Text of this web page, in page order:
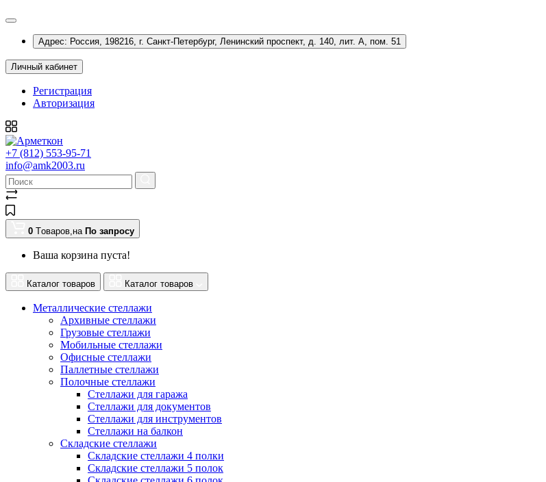
Адрес: Россия, 198216, г. Санкт-Петербург, Ленинский проспект, д. 140, лит. А, пом. 51
Личный кабинет
Регистрация
Авторизация
+7 (812) 553-95-71
info@amk2003.ru
0 Tоваров,на По запросу
Ваша корзина пуста!
Каталог товаров Каталог товаров
Металлические стеллажи
Архивные стеллажи
Грузовые стеллажи
Мобильные стеллажи
Офисные стеллажи
Паллетные стеллажи
Полочные стеллажи
Стеллажи для гаража
Стеллажи для документов
Стеллажи для инструментов
Стеллажи на балкон
Складские стеллажи
Складские стеллажи 4 полки
Складские стеллажи 5 полок